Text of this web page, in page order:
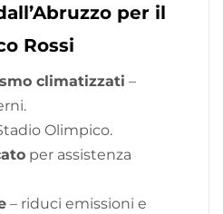
per il
Rossi
climatizzati –
Olimpico.
per assistenza
– riduci emissioni e